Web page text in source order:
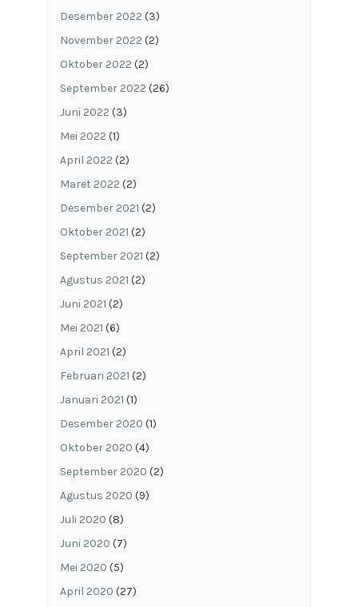
Desember 2022 (3)
November 2022 (2)
Oktober 2022 (2)
September 2022 (26)
Juni 2022 (3)
Mei 2022 (1)
April 2022 (2)
Maret 2022 (2)
Desember 2021 (2)
Oktober 2021 (2)
September 2021 (2)
Agustus 2021 (2)
Juni 2021 (2)
Mei 2021 (6)
April 2021 (2)
Februari 2021 (2)
Januari 2021 (1)
Desember 2020 (1)
Oktober 2020 (4)
September 2020 (2)
Agustus 2020 (9)
Juli 2020 (8)
Juni 2020 (7)
Mei 2020 (5)
April 2020 (27)